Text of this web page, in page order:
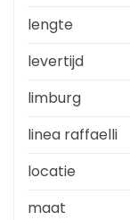
lengte
levertijd
limburg
linea raffaelli
locatie
maat